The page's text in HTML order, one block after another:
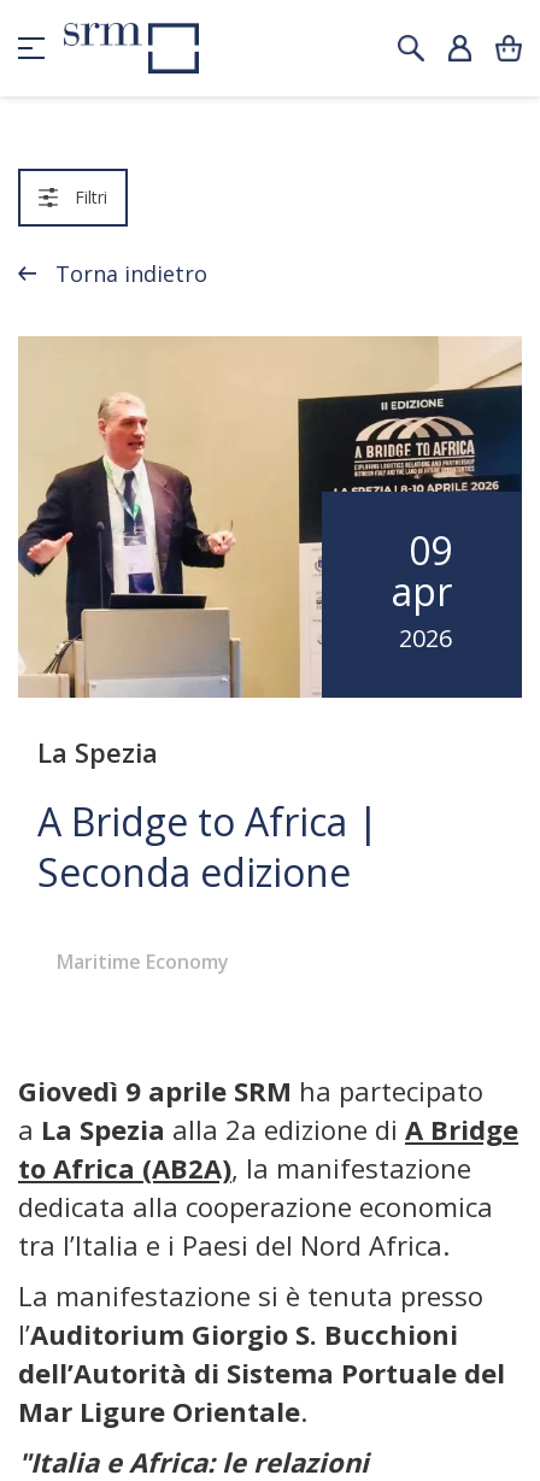
Filtri
Torna indietro
09
apr
2026
La Spezia
A Bridge to Africa |
Seconda edizione
Maritime Economy
Giovedì 9 aprile SRM ha partecipato
a La Spezia alla 2a edizione di A Bridge
to Africa (AB2A), la manifestazione
dedicata alla cooperazione economica
tra l’Italia e i Paesi del Nord Africa.
La manifestazione si è tenuta presso
l’Auditorium Giorgio S. Bucchioni
dell’Autorità di Sistema Portuale del
Mar Ligure Orientale.
"Italia e Africa: le relazioni